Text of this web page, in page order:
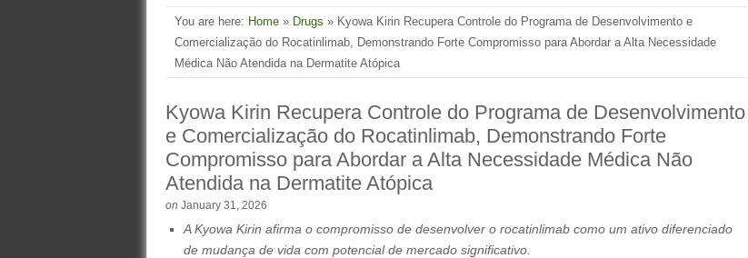
You are here: Home » Drugs » Kyowa Kirin Recupera Controle do Programa de Desenvolvimento e
Comercialização do Rocatinlimab, Demonstrando Forte Compromisso para Abordar a Alta Necessidade
Médica Não Atendida na Dermatite Atópica
Kyowa Kirin Recupera Controle do Programa de Desenvolvimento
e Comercialização do Rocatinlimab, Demonstrando Forte
Compromisso para Abordar a Alta Necessidade Médica Não
Atendida na Dermatite Atópica
on January 31, 2026
A Kyowa Kirin afirma o compromisso de desenvolver o rocatinlimab como um ativo diferenciado
de mudança de vida com potencial de mercado significativo.